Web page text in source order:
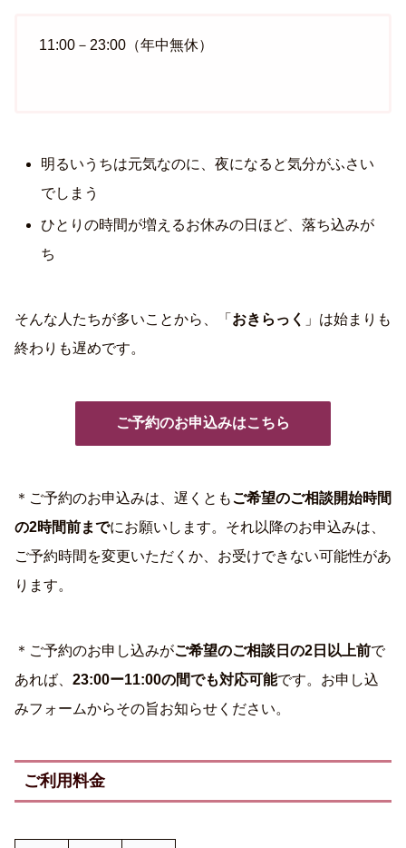
11:00－23:00（年中無休）
明るいうちは元気なのに、夜になると気分がふさい
でしまう
ひとりの時間が増えるお休みの日ほど、落ち込みが
ち
そんな人たちが多いことから、「 おきらっく 」は始まりも
終わりも遅めです。
ご予約のお申込みはこちら
＊ご予約のお申込みは、遅くともご希望のご相談開始時間
の2時間前までにお願いします。それ以降のお申込みは、
ご予約時間を変更いただくか、お受けできない可能性があ
ります。
＊ご予約のお申し込みがご希望のご相談日の2日以上前で
あれば、 23:00ー11:00の間でも対応可能です。お申し込
みフォームからその旨お知らせください。
ご利用料金